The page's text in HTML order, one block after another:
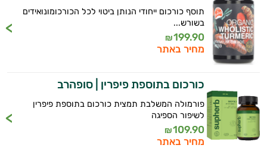
תוסף כורכום ייחודי הנותן ביטוי לכל הכורכומונואידים
בשורש...
199.90
₪
מחיר באתר
כורכום בתוספת פיפרין | סופהרב
פורמולה המשלבת תמצית כורכום בתוספת פיפרין
לשיפור הספיגה
109.90
₪
מחיר באתר